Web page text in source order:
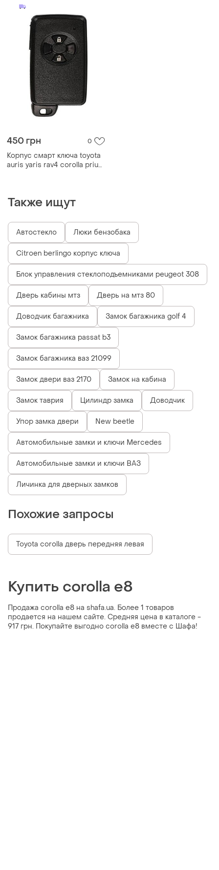
450 грн 0
Корпус смарт ключа toyota
auris yaris rav4 corolla prius
Также ищут
Автостекло Люки бензобака
Citroen berlingo корпус ключа
Блок управления стеклоподъемниками peugeot 308
Дверь кабины мтз Дверь на мтз 80
Доводчик багажника Замок багажника golf 4
Замок багажника passat b3
Замок багажника ваз 21099
Замок двери ваз 2170 Замок на кабина
Замок таврия Цилиндр замка Доводчик
Упор замка двери New beetle
Автомобильные замки и ключи Mercedes
Автомобильные замки и ключи ВАЗ
Личинка для дверных замков
Похожие запросы
Toyota corolla дверь передняя левая
Купить corolla e8
Продажа corolla e8 на shafa.ua. Более 1 товаров
продается на нашем сайте. Средняя цена в каталоге -
917 грн. Покупайте выгодно corolla e8 вместе с Шафа!